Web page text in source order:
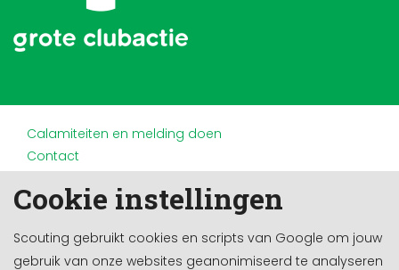
Cookie instellingen
Scouting gebruikt cookies en scripts van Google om jouw
gebruik van onze websites geanonimiseerd te analyseren
Calamiteiten en melding doen
Contact
Doneren en nalaten
Privacy